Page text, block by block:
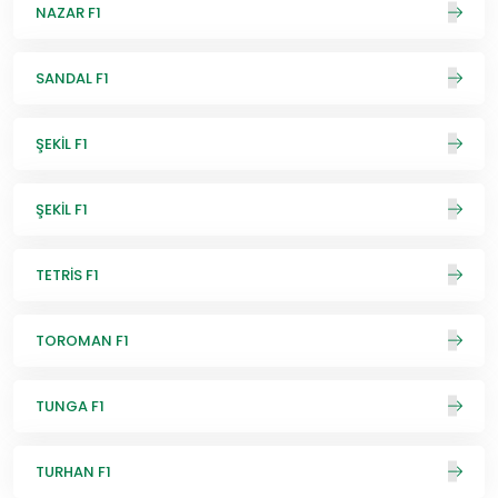
NAZAR F1
SANDAL F1
ŞEKİL F1
ŞEKİL F1
TETRİS F1
TOROMAN F1
TUNGA F1
TURHAN F1